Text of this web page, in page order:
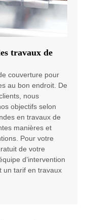
travaux de
couverture pour
au bon endroit. De
nous
objectifs selon
en travaux de
manières et
Pour votre
de votre
d’intervention
un tarif en travaux